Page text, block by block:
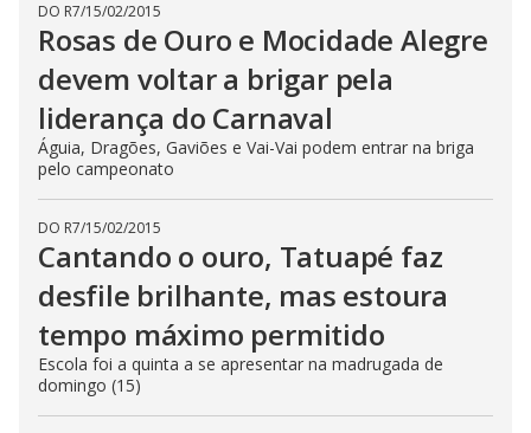
DO R7/15/02/2015
Rosas de Ouro e Mocidade Alegre
devem voltar a brigar pela
liderança do Carnaval
Águia, Dragões, Gaviões e Vai-Vai podem entrar na briga
pelo campeonato
DO R7/15/02/2015
Cantando o ouro, Tatuapé faz
desfile brilhante, mas estoura
tempo máximo permitido
Escola foi a quinta a se apresentar na madrugada de
domingo (15)